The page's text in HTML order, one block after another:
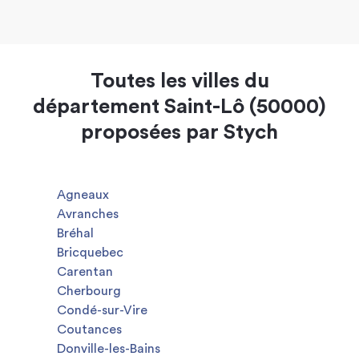
Toutes les villes du
département Saint-Lô (50000)
proposées par Stych
Agneaux
Avranches
Bréhal
Bricquebec
Carentan
Cherbourg
Condé-sur-Vire
Coutances
Donville-les-Bains